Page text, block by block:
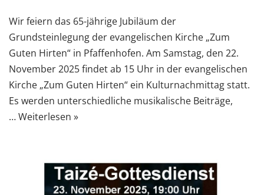
Wir feiern das 65-jährige Jubiläum der
Grundsteinlegung der evangelischen Kirche „Zum
Guten Hirten“ in Pfaffenhofen. Am Samstag, den 22.
November 2025 findet ab 15 Uhr in der evangelischen
Kirche „Zum Guten Hirten“ ein Kulturnachmittag statt.
Es werden unterschiedliche musikalische Beiträge,
…Weiterlesen »